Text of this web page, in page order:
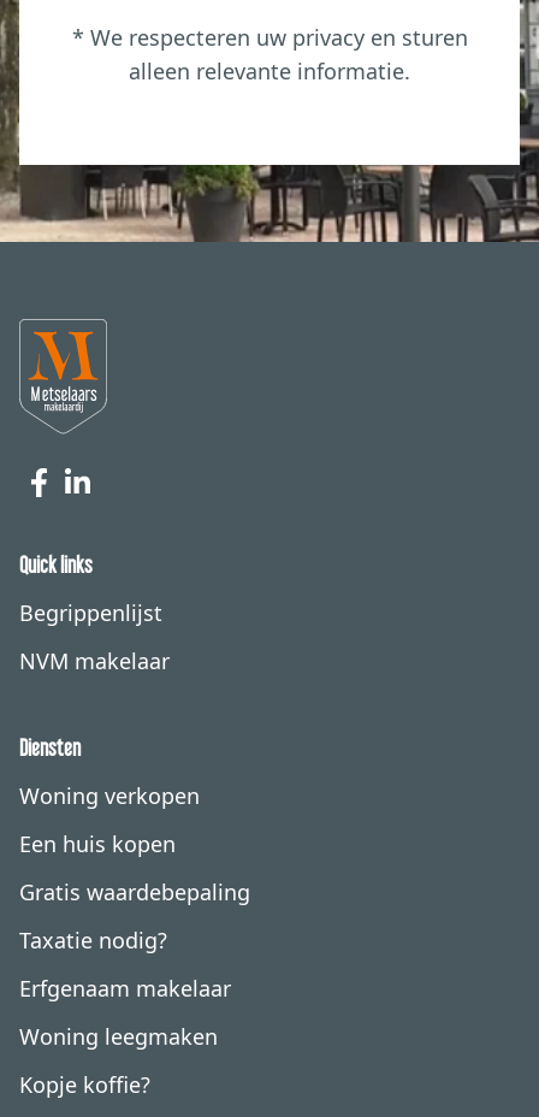
* We respecteren uw privacy en sturen
alleen relevante informatie.
Quick links
Begrippenlijst
NVM makelaar
Diensten
Woning verkopen
Een huis kopen
Gratis waardebepaling
Taxatie nodig?
Erfgenaam makelaar
Woning leegmaken
Kopje koffie?